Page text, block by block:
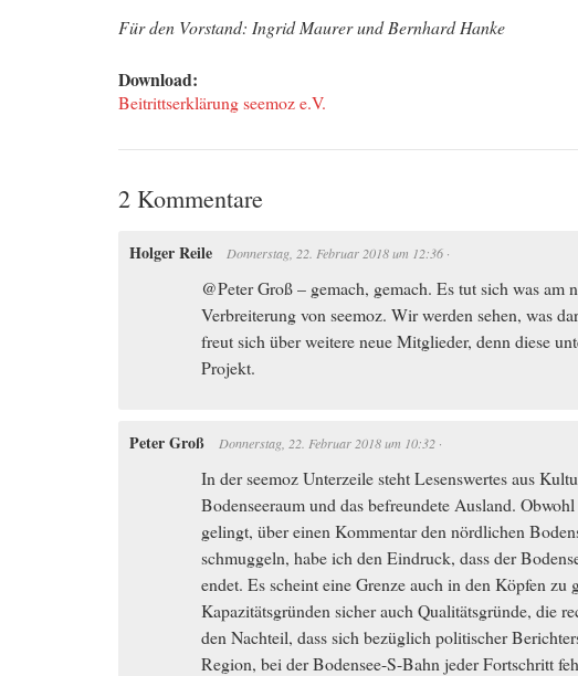
Für den Vorstand: Ingrid Maurer und Bernhard Hanke
Download:
Beitrittserklärung seemoz e.V.
2 Kommentare
Holger Reile Donnerstag, 22. Februar 2018um 12:36 ·
@Peter Groß – gemach, gemach. Es tut sich was am
Verbreiterung von seemoz. Wir werden sehen, was
freut sich über weitere neue Mitglieder, denn diese
Projekt.
Peter Groß Donnerstag, 22. Februar 2018um 10:32 ·
In der seemoz Unterzeile steht Lesenswertes aus
Bodenseeraum und das befreundete Ausland.
gelingt, über einen Kommentar den nördlichen
schmuggeln, habe ich den Eindruck, dass der
endet. Es scheint eine Grenze auch in den Köpfen zu
Kapazitätsgründen sicher auch Qualitätsgründe, die
den Nachteil, dass sich bezüglich politischer
Region, bei der Bodensee-S-Bahn jeder Fortschritt